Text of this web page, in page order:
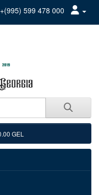
+(995) 599 478 000
GEL